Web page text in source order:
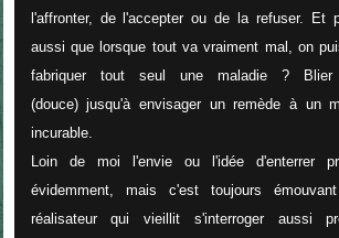
l'affronter, de l'accepter ou de la refuser. Et
aussi que lorsque tout va vraiment mal, on
fabriquer tout seul une maladie ?
(douce) jusqu'à envisager un remède à un
incurable.
Loin de moi l'envie ou l'idée d'enterrer
évidemment, mais c'est toujours
réalisateur qui vieillit s'interroger aussi